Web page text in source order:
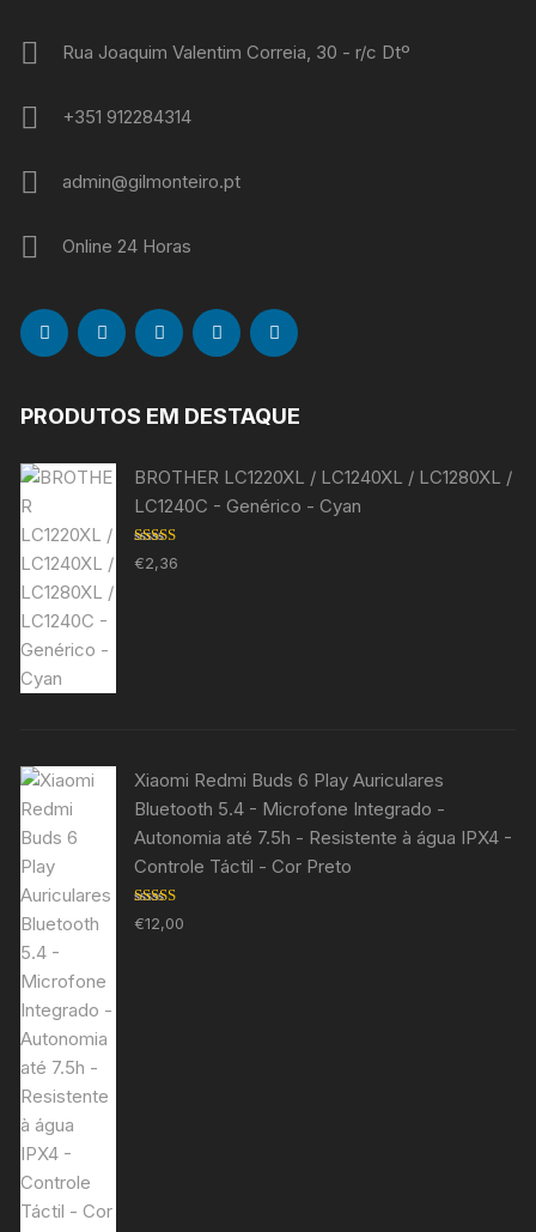
Rua Joaquim Valentim Correia, 30 - r/c Dtº
+351 912284314
admin@gilmonteiro.pt
Online 24 Horas
PRODUTOS EM DESTAQUE
BROTHER LC1220XL / LC1240XL / LC1280XL /
LC1240C - Genérico - Cyan
Avaliação
5.00de 5
€2,36
Xiaomi Redmi Buds 6 Play Auriculares
Bluetooth 5.4 - Microfone Integrado -
Autonomia até 7.5h - Resistente à água IPX4 -
Controle Táctil - Cor Preto
Avaliação
5.00de 5
€12,00